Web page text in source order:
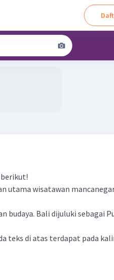
utama wisatawan
budaya. Bali dijuluki sebagai
teks di atas terdapat pada